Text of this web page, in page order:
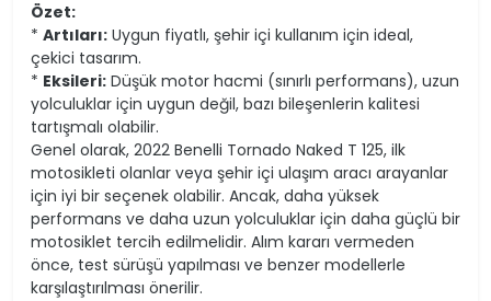
Özet:
* Artıları: Uygun fiyatlı, şehir içi kullanım için ideal,
çekici tasarım.
* Eksileri: Düşük motor hacmi (sınırlı performans), uzun
yolculuklar için uygun değil, bazı bileşenlerin kalitesi
tartışmalı olabilir.
Genel olarak, 2022 Benelli Tornado Naked T 125, ilk
motosikleti olanlar veya şehir içi ulaşım aracı arayanlar
için iyi bir seçenek olabilir. Ancak, daha yüksek
performans ve daha uzun yolculuklar için daha güçlü bir
motosiklet tercih edilmelidir. Alım kararı vermeden
önce, test sürüşü yapılması ve benzer modellerle
karşılaştırılması önerilir.